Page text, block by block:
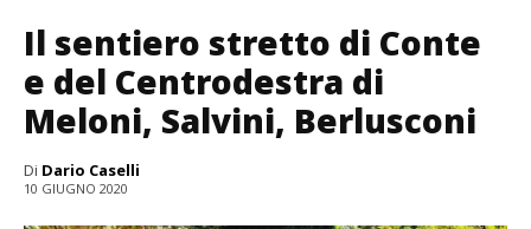
Il sentiero stretto di Conte
e del Centrodestra di
Meloni, Salvini, Berlusconi
Di Dario Caselli
10 GIUGNO 2020